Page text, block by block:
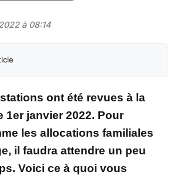
à 08:14
ont été revues à la
1er janvier 2022. Pour
les allocations familiales
il faudra attendre un peu
Voici ce à quoi vous